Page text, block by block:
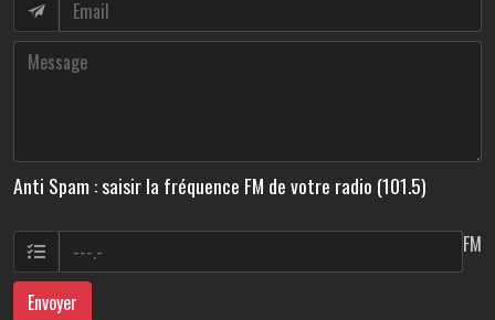
Anti Spam : saisir la fréquence FM de votre radio (101.5)
FM
Envoyer